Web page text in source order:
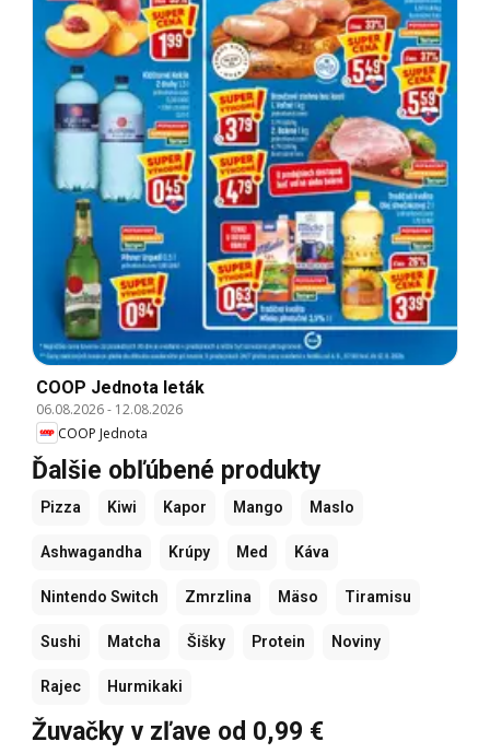
COOP Jednota leták
06.08.2026- 12.08.2026
COOP Jednota
Ďalšie obľúbené produkty
Pizza Kiwi Kapor Mango Maslo
Ashwagandha Krúpy Med Káva
Nintendo Switch Zmrzlina Mäso Tiramisu
Sushi Matcha Šišky Protein Noviny
Rajec Hurmikaki
Žuvačky v zľave od 0,99 €